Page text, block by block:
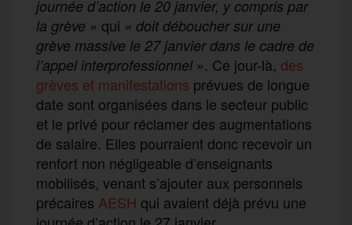
journée d’action le 20 janvier, y compris par
la grève » qui « doit déboucher sur une
grève massive le 27 janvier dans le cadre de
l’appel interprofessionnel». Ce jour-là, des
grèves et manifestations prévues de longue
date sont organisées dans le secteur public
et le privé pour réclamer des augmentations
de salaire. Elles pourraient donc recevoir un
renfort non négligeable d’enseignants
mobilisés, venant s’ajouter aux personnels
précaires AESH qui avaient déjà prévu une